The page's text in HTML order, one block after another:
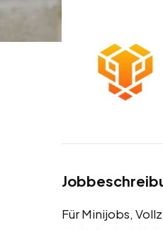
Für Minijobs,